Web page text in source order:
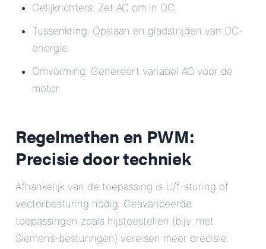
Gelijkrichters: Zet AC om in DC.
Tussenkring: Opslaan en gladstrijden van DC-
energie.
Omvorming: Genereert variabel AC voor de
motor.
Regelmethen en PWM:
Precisie door techniek
Afhankelijk van de toepassing is U/f-sturing of
vectorbesturing nodig. Geavanceerde
toepassingen zoals hijstoestellen (bijv. met
Siemens-besturingen) vereisen meer precisie.